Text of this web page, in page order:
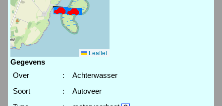
Leaflet
Gegevens
Over
:
Achterwasser
Soort
:
Autoveer